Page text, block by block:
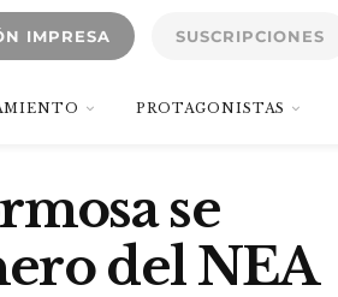
IMPRESA SUSCRIPCIONES
PROTAGONISTAS
se
del NEA